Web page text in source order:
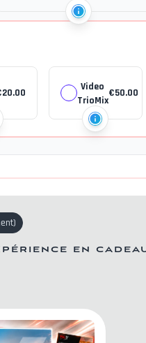
20.00
Video
TrioMix
€50.00
)
en